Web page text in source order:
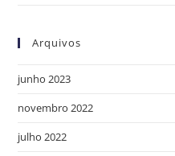
Arquivos
junho 2023
novembro 2022
julho 2022